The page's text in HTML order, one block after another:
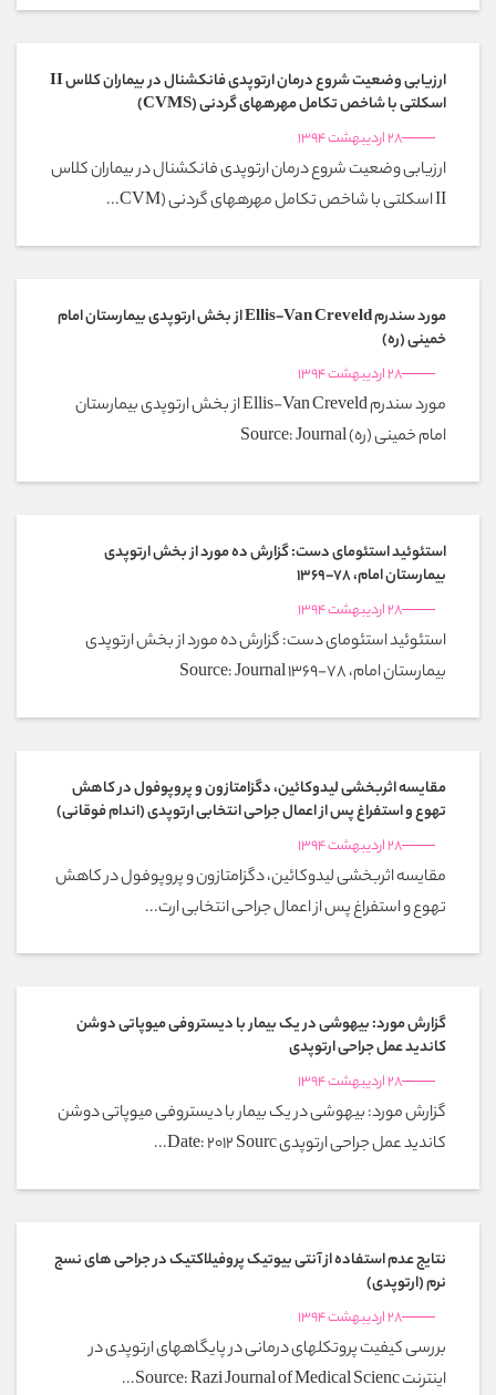
ارزیابی وضعیت شروع درمان ارتوپدی فانکشنال در بیماران کلاس II
اسکلتی با شاخص تکامل مهرههای گردنی (CVMS)
28 اردیبهشت 1394
ارزیابی وضعیت شروع درمان ارتوپدی فانکشنال در بیماران کلاس
II اسکلتی با شاخص تکامل مهرههای گردنی (CVM...
مورد سندرم Ellis-Van Creveld از بخش ارتوپدی بیمارستان امام
خمینی (ره)
28 اردیبهشت 1394
مورد سندرم Ellis-Van Creveld از بخش ارتوپدی بیمارستان
امام خمینی (ره) Source: Journal
استئوئید استئومای دست: گزارش ده مورد از بخش ارتوپدی
بیمارستان امام، 78-1369
28 اردیبهشت 1394
استئوئید استئومای دست: گزارش ده مورد از بخش ارتوپدی
بیمارستان امام، 78-1369 Source: Journal
مقایسه اثربخشی لیدوکائین، دگزامتازون و پروپوفول در کاهش
تهوع و استفراغ پس از اعمال جراحی انتخابی ارتوپدی (اندام فوقانی)
28 اردیبهشت 1394
مقایسه اثربخشی لیدوکائین، دگزامتازون و پروپوفول در کاهش
تهوع و استفراغ پس از اعمال جراحی انتخابی ارت...
گزارش مورد: بیهوشی در یک بیمار با دیستروفی میوپاتی دوشن
کاندید عمل جراحی ارتوپدی
28 اردیبهشت 1394
گزارش مورد: بیهوشی در یک بیمار با دیستروفی میوپاتی دوشن
کاندید عمل جراحی ارتوپدی Date: 2012 Sourc...
نتایج عدم استفاده از آنتی بیوتیک پروفیلاکتیک در جراحی های نسج
نرم (ارتوپدی)
28 اردیبهشت 1394
بررسی کیفیت پروتکلهای درمانی در پایگاههای ارتوپدی در
اینترنت Source: Razi Journal of Medical Scienc...